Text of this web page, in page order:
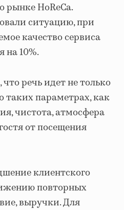
HoReCa.
ситуацию, при
качество сервиса
на 10%.
речь идет не только
таких параметрах, как
чистота, атмосфера
от посещения
клиентского
повторных
выручки. Для